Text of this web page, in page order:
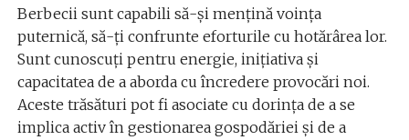
Berbecii sunt capabili să-și mențină voința
puternică, să-ți confrunte eforturile cu hotărârea lor.
Sunt cunoscuți pentru energie, inițiativa și
capacitatea de a aborda cu încredere provocări noi.
Aceste trăsături pot fi asociate cu dorința de a se
implica activ în gestionarea gospodăriei și de a